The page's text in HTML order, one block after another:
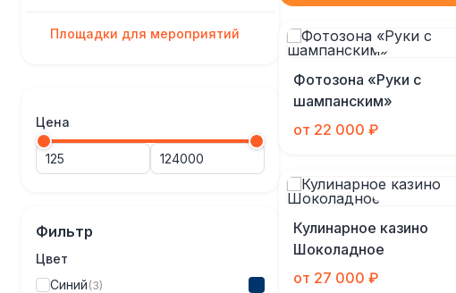
Площадки для мероприятий
Цена
Фильтр
Цвет
Синий(3)
Фотозона «Руки с
шампанским»
от 22 000 ₽
Кулинарное казино
Шоколадное
от 27 000 ₽